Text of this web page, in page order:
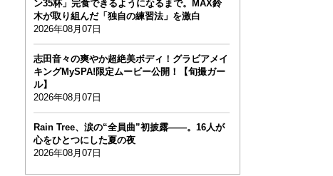
ン35杯」完食できるようになるまで。MAX鈴
木が取り組んだ「独自の練習法」を激白
2026年08月07日
志田音々の爽やか超絶美ボディ！グラビアメイ
キングMySPA!限定ムービー公開！【旬撮ガー
ル】
2026年08月07日
Rain Tree、涙の“全員曲”初披露――。16人が
心をひとつにした夏の夜
2026年08月07日